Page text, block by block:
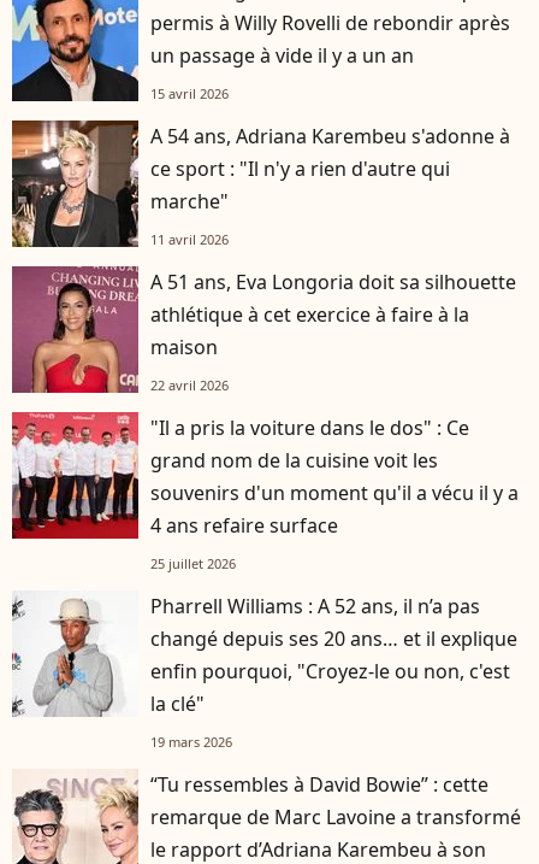
permis à Willy Rovelli de rebondir après
un passage à vide il y a un an
15 avril 2026
A 54 ans, Adriana Karembeu s'adonne à
ce sport : "Il n'y a rien d'autre qui
marche"
11 avril 2026
A 51 ans, Eva Longoria doit sa silhouette
athlétique à cet exercice à faire à la
maison
22 avril 2026
"Il a pris la voiture dans le dos" : Ce
grand nom de la cuisine voit les
souvenirs d'un moment qu'il a vécu il y a
4 ans refaire surface
25 juillet 2026
Pharrell Williams : A 52 ans, il n’a pas
changé depuis ses 20 ans… et il explique
enfin pourquoi, "Croyez-le ou non, c'est
la clé"
19 mars 2026
“Tu ressembles à David Bowie” : cette
remarque de Marc Lavoine a transformé
le rapport d’Adriana Karembeu à son